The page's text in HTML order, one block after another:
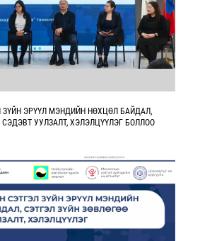
ЭРҮҮЛ МЭНДИЙН НӨХЦӨЛ БАЙДАЛ,
УУЛЗАЛТ, ХЭЛЭЛЦҮҮЛЭГ БОЛЛОО